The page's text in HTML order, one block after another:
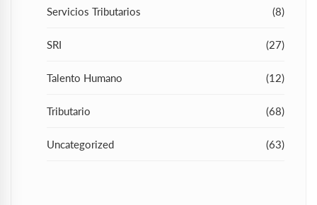
Servicios Tributarios (8)
SRI (27)
Talento Humano (12)
Tributario (68)
Uncategorized (63)